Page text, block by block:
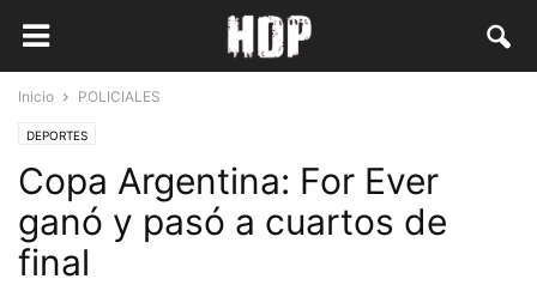
Inicio POLICIALES
DEPORTES
Copa Argentina: For Ever
ganó y pasó a cuartos de
final